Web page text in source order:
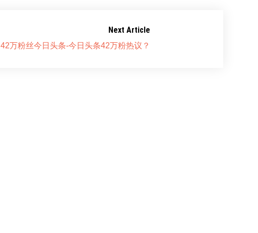
Next Article
42万粉丝今日头条-今日头条42万粉热议？